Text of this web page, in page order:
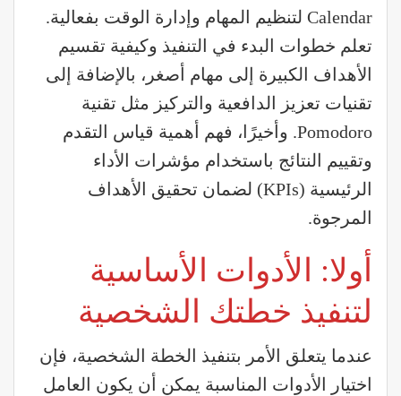
Calendar لتنظيم المهام وإدارة الوقت بفعالية.
تعلم خطوات البدء في التنفيذ وكيفية تقسيم
الأهداف الكبيرة إلى مهام أصغر، بالإضافة إلى
تقنيات تعزيز الدافعية والتركيز مثل تقنية
Pomodoro. وأخيرًا، فهم أهمية قياس التقدم
وتقييم النتائج باستخدام مؤشرات الأداء
الرئيسية (KPIs) لضمان تحقيق الأهداف
المرجوة.
أولا: الأدوات الأساسية
لتنفيذ خطتك الشخصية
عندما يتعلق الأمر بتنفيذ الخطة الشخصية، فإن
اختيار الأدوات المناسبة يمكن أن يكون العامل